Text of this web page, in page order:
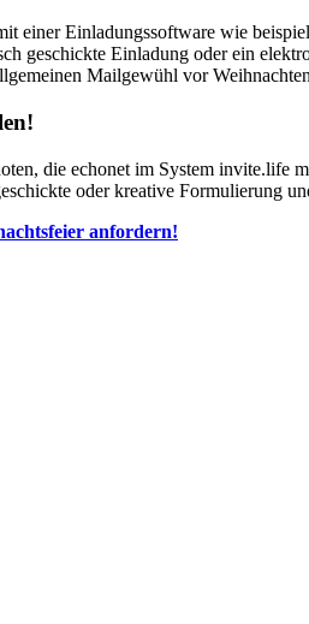
einer Einladungssoftware wie
geschickte Einladung oder ein
Mailgewühl vor
die echonet im System invite.life
oder kreative Formulierung
anfordern!